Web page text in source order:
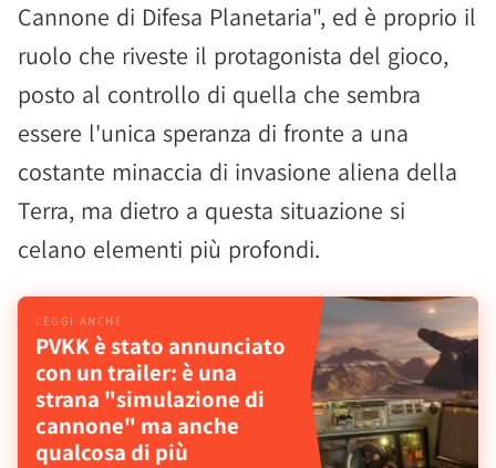
Cannone di Difesa Planetaria", ed è proprio il
ruolo che riveste il protagonista del gioco,
posto al controllo di quella che sembra
essere l'unica speranza di fronte a una
costante minaccia di invasione aliena della
Terra, ma dietro a questa situazione si
celano elementi più profondi.
PVKK è stato annunciato
con un trailer: è una
strana "simulazione di
cannone" ma anche
qualcosa di più